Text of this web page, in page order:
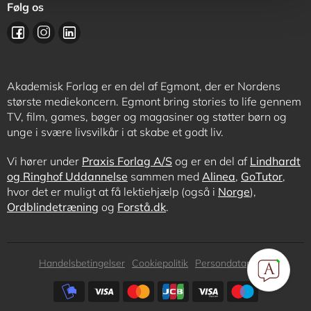
Følg os
Akademisk Forlag er en del af Egmont, der er Nordens
største mediekoncern. Egmont bring stories to life gennem
TV, film, games, bøger og magasiner og støtter børn og
unge i svære livsvilkår i at skabe et godt liv.
Vi hører under Praxis Forlag A/S og er en del af Lindhardt
og Ringhof Uddannelse sammen med Alinea, GoTutor,
hvor det er muligt at få lektiehjælp (også i Norge),
Ordblindetræning og Forstå.dk.
Subfooter
Handelsbetingelser Cookiepolitik
Persondatapolitik
Subfooter
payment